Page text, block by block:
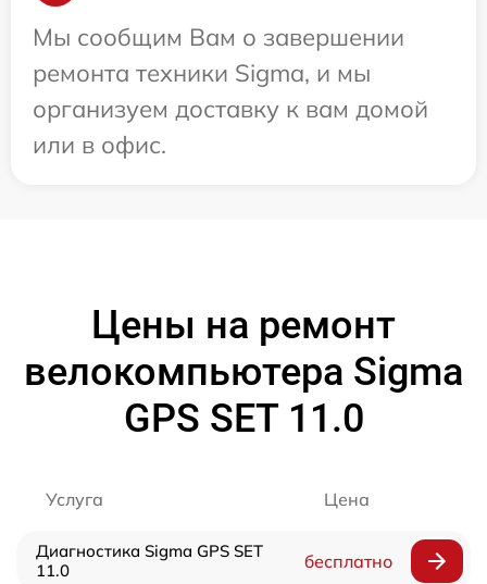
Мы сообщим Вам о завершении
ремонта техники Sigma, и мы
организуем доставку к вам домой
или в офис.
Цены на ремонт
велокомпьютера Sigma
GPS SET 11.0
Услуга Цена
Диагностика Sigma GPS SET
11.0
бесплатно